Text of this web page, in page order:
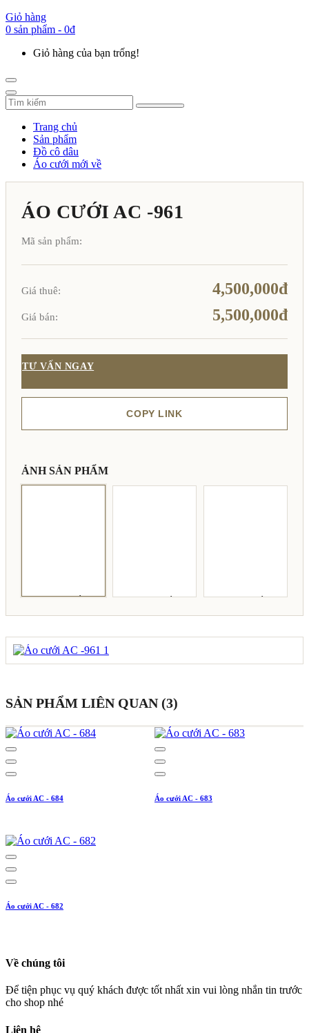
Giỏ hàng
0 sản phẩm - 0đ
Giỏ hàng của bạn trống!
Trang chủ
Sản phẩm
Đồ cô dâu
Áo cưới mới về
ÁO CƯỚI AC -961
Mã sản phẩm:
Giá thuê: 4,500,000đ
Giá bán: 5,500,000đ
TƯ VẤN NGAY
COPY LINK
ẢNH SẢN PHẨM
SẢN PHẨM LIÊN QUAN (3)
Áo cưới AC - 684 Áo cưới AC - 683
Áo cưới AC - 682
Về chúng tôi
Để tiện phục vụ quý khách được tốt nhất xin vui lòng nhắn tin trước
cho shop nhé
Liên hệ